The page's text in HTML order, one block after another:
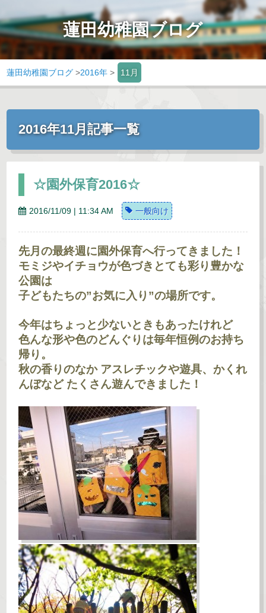
蓮田幼稚園ブログ
蓮田幼稚園ブログ >2016年 > 11月
2016年11月記事一覧
☆園外保育2016☆
2016/11/09 | 11:34 AM 一般向け
先月の最終週に園外保育へ行ってきました！
モミジやイチョウが色づきとても彩り豊かな
公園は
子どもたちの”お気に入り”の場所です。
今年はちょっと少ないときもあったけれど
色んな形や色のどんぐりは毎年恒例のお持ち
帰り。
秋の香りのなか アスレチックや遊具、かくれ
んぼなど たくさん遊んできました！